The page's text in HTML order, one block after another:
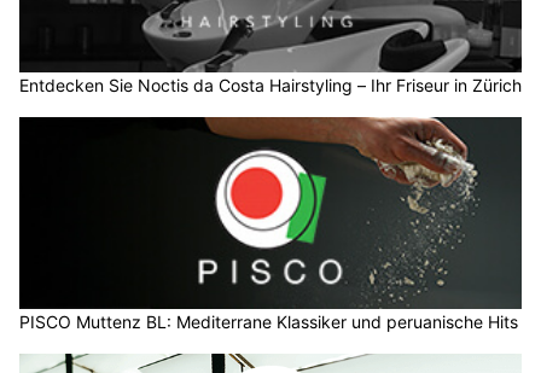
Entdecken Sie Noctis da Costa Hairstyling – Ihr Friseur in Zürich
PISCO Muttenz BL: Mediterrane Klassiker und peruanische Hits